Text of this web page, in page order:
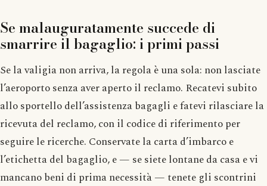
Se malauguratamente succede di
smarrire il bagaglio: i primi passi
Se la valigia non arriva, la regola è una sola: non lasciate
l’aeroporto senza aver aperto il reclamo. Recatevi subito
allo sportello dell’assistenza bagagli e fatevi rilasciare la
ricevuta del reclamo, con il codice di riferimento per
seguire le ricerche. Conservate la carta d’imbarco e
l’etichetta del bagaglio, e — se siete lontane da casa e vi
mancano beni di prima necessità — tenete gli scontrini